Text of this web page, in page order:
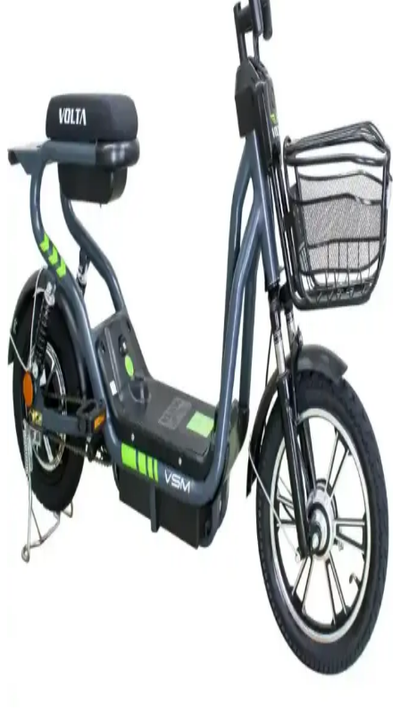
Elektrikli Motorların Ehliyetsiz Kullanımı: Yasal
Türkiye'de elektrikli motorların ehliyetsiz kullanımı yasal sınırlar ve
güvenlik riskleriyle sınırlıdır. Bu yazı, türlerine göre ehliyet
gerekliliği, cezalar ve güvenlik önlemlerini detaylıca inceliyor.
Elektrikli Motorlarda Ehliyet Gerekliliği: Güç, Hız
ve Yasal Düzenlemeler 2024
Elektrikli motorlarda ehliyet gerekliliği, aracın güç ve hız sınırlarına
göre değişir. Türkiye'deki yasal düzenlemeler, güvenlik önlemleri ve
güncel mevzuat hakkında kapsamlı bilgiler sunulmaktadır.
2025'te Elektrikli Motorlarda Ehliyet Şart mı?
Bilmeniz Gerekenler
2025'te elektrikli motorların ehliyet ve yasal gerekliliklerini öğrenin.
Güvenli sürüş için detayları hemen keşfedin! İnceleyin!
2025'te Elektrikli Motor Fiyatlarında Şaşırtan
Değişimler: Bilmeniz Gerekenler
2025 elektrikli motor fiyat trendlerini ve ikinci el piyasasını öğrenin.
En uygun modeli seçmek için rehberimizi inceleyin! Hemen
keşfedin.
2025'te Elektrikli Motorlarda Yokuşları Fethetmenin
5 Sırrı
2025'in en iyi elektrikli motor ve scooter modelleriyle yokuşları
kolayca aşın. Detayları öğrenin ve doğru seçimi yapın!
synopsis":"Elektrikli motor ve scooter dünyası,
2025'te İkinci El Elektrikli Motorlarla Ulaşımda
2025'te uygun fiyatlı ikinci el elektrikli motorlarla hem tasarruf edin